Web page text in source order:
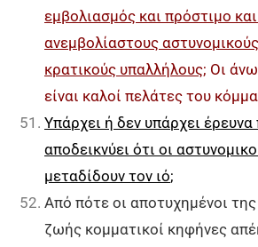
εμβολιασμός και πρόστιμο
ανεμβολίαστους
κρατικούς υπαλλήλους; Οι
είναι καλοί πελάτες του
Υπάρχει ή δεν υπάρχει έρευνα
αποδεικνύει ότι οι
μεταδίδουν τον ιό;
Από πότε οι αποτυχημένοι
ζωής κομματικοί κηφήνες